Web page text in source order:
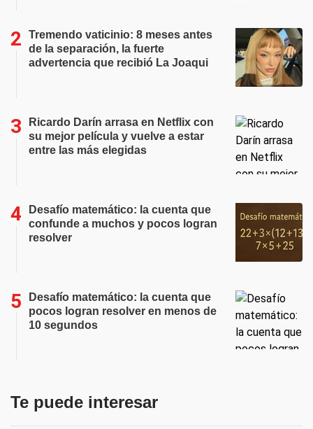
Tremendo vaticinio: 8 meses antes
de la separación, la fuerte
advertencia que recibió La Joaqui
Ricardo Darín arrasa en Netflix con
su mejor película y vuelve a estar
entre las más elegidas
Desafío matemático: la cuenta que
confunde a muchos y pocos logran
resolver
Desafío matemático: la cuenta que
pocos logran resolver en menos de
10 segundos
Te puede interesar